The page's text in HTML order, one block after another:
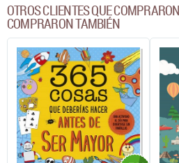
OTROS CLIENTES QUE
COMPRARON TAMBIÉN